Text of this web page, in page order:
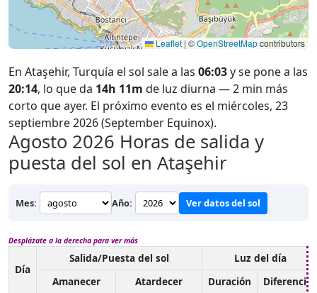
Leaflet | ©OpenStreetMapcontributors
En Ataşehir, Turquía el sol sale a las 06:03y se pone a las
20:14, lo que da 14h 11m de luz diurna — 2 min más
corto que ayer. El próximo evento es el miércoles, 23
septiembre 2026 (September Equinox).
Agosto 2026 Horas de salida y
puesta del sol en Ataşehir
Mes: Año: Ver datos del sol
Desplázate a la derecha para ver más
Día
Salida/Puesta del sol
Luz del día
Amanecer
Atardecer Duración
Diferencia